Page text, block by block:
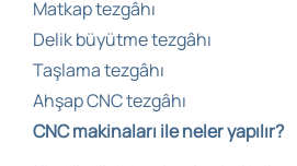
Matkap tezgâhı
Delik büyütme tezgâhı
Taşlama tezgâhı
Ahşap CNC tezgâhı
CNC makinaları ile neler yapılır?